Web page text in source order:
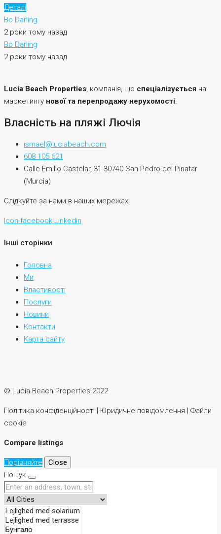
Деталі
Bo Darling
2 роки тому назад
Bo Darling
2 роки тому назад
Lucía Beach Properties, компанія, що спеціалізується на
маркетингу нової та перепродажу нерухомості.
Власність на пляжі Лючія
ismael@luciabeach.com
608 105 621
Calle Emilio Castelar, 31 30740-San Pedro del Pinatar
(Murcia)
Слідкуйте за нами в наших мережах:
Icon-facebook Linkedin
Інші сторінки
Головна
Ми
Властивості
Послуги
Новини
Контакти
Карта сайту
© Lucía Beach Properties 2022
Політика конфіденційності | Юридичне повідомлення | Файли
cookie
Compare listings
Порівняйте
Close
Пошук